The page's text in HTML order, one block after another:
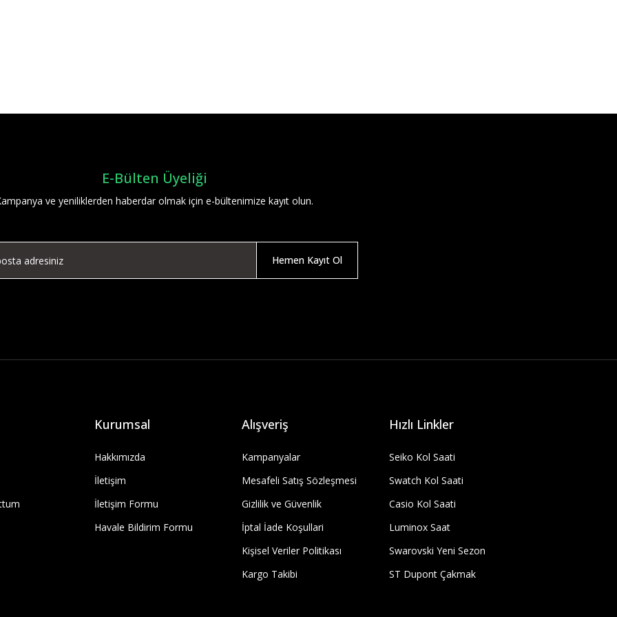
Yorum Yaz
E-Bülten Üyeliği
ve yeniliklerden haberdar olmak için e-bültenimize kayıt olun.
Hemen Kayıt Ol
Kurumsal
Hakkımızda
İletişim
İletişim Formu
Havale Bildirim Formu
Alışveriş
Kampanyalar
Mesafeli Satış Sözleşmesi
Gizlilik ve Güvenlik
İptal İade Koşullari
Kişisel Veriler Politikası
Kargo Takibi
Hızlı Linkler
Seiko Kol Saati
Swatch Kol Saati
Casio Kol Saati
Luminox Saat
Swarovski Yeni Sezon
ST Dupont Çakmak